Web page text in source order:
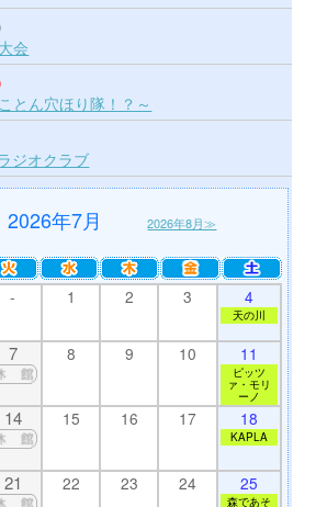
会
とん穴ほり隊！？～
ジオクラブ
年7月2026年8月≫
- 1 2 3 4
天の川
7 8 9 10 11
ピッツ
ァ・モリ
ーノ
14 15 16 17 18
KAPLA
21 22 23 24 25
森であそ